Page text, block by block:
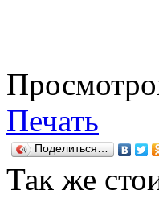
Печать
Поделиться…
Так же